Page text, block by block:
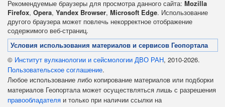
Рекомендуемые браузеры для просмотра данного сайта: Mozilla
Firefox, Opera, Yandex Browser, Microsoft Edge. Использование
другого браузера может повлечь некорректное отображение
содержимого веб-страниц.
Условия использования материалов и сервисов Геопортала
© Институт вулканологии и сейсмологии ДВО РАН, 2010-2026.
Пользовательское соглашение.
Любое использование либо копирование материалов или подборки
материалов Геопортала может осуществляться лишь с разрешения
правообладателя и только при наличии ссылки на